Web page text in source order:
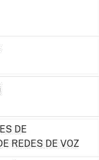
DE
REDES DE VOZ